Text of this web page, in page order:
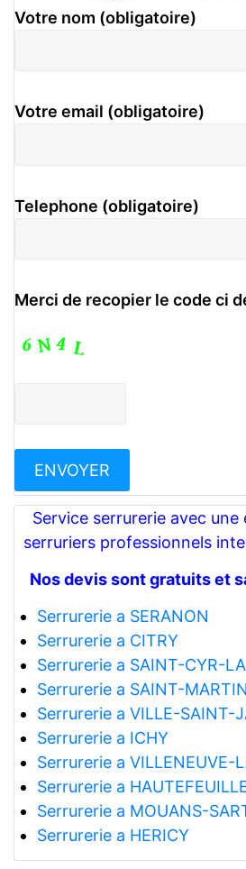
Votre nom (obligatoire)
Votre email (obligatoire)
Telephone (obligatoire)
Merci de recopier le code ci
Service serrurerie avec une
serruriers professionnels
Nos devis sont gratuits et
Serrurerie a SERANON
Serrurerie a CITRY
Serrurerie a SAINT-CYR-
Serrurerie a SAINT-
Serrurerie a VILLE-SAINT-
Serrurerie a ICHY
Serrurerie a VILLENEUVE-
Serrurerie a
Serrurerie a MOUANS-
Serrurerie a HERICY